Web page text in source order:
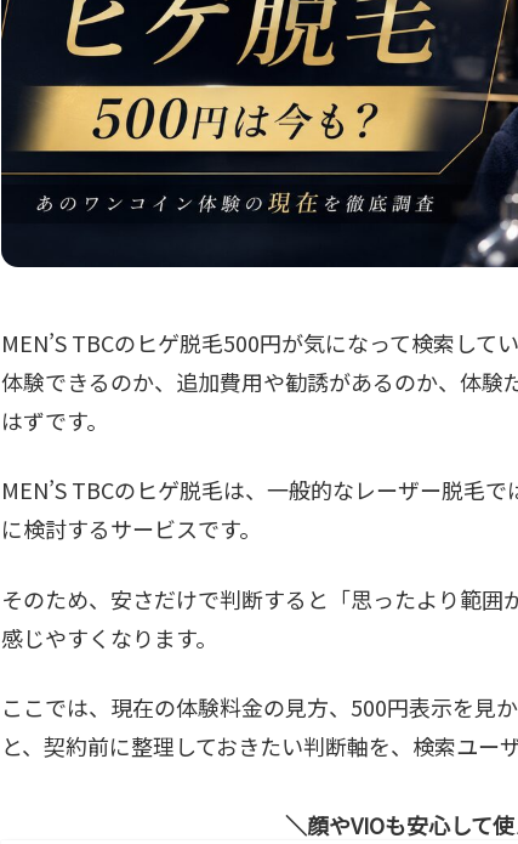
MEN’S TBCのヒゲ脱毛500円が気になって検索し
体験できるのか、追加費用や勧誘があるのか、体
はずです。
MEN’S TBCのヒゲ脱毛は、一般的なレーザー脱毛
に検討するサービスです。
そのため、安さだけで判断すると「思ったより範
感じやすくなります。
ここでは、現在の体験料金の見方、500円表示を見
と、契約前に整理しておきたい判断軸を、検索ユー
顔やVIOも安心して